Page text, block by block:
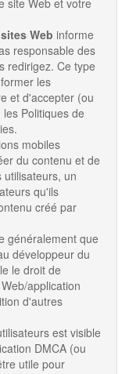
site Web et votre
Web informe
responsable des
redirigez. Ce type
les
et d'accepter (ou
Politiques de
mobiles
du contenu et de
utilisateurs, un
qu'ils
créé par
généralement que
développeur du
le droit de
application
d'autres
est visible
DMCA (ou
utile pour